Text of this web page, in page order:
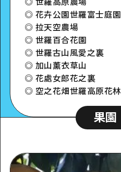
◎ 花卉公園世羅富士庭園
◎ 拉天空農場
◎ 世羅百合花園
◎ 世羅古山風愛之裏
◎ 加山薰衣草山
◎ 花處女郎花之裏
◎ 空之花畑世羅高原花林
果園